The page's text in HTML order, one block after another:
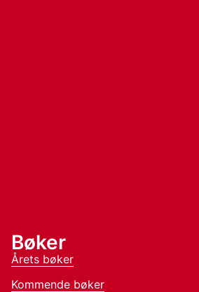
Bøker
Årets bøker
Kommende bøker